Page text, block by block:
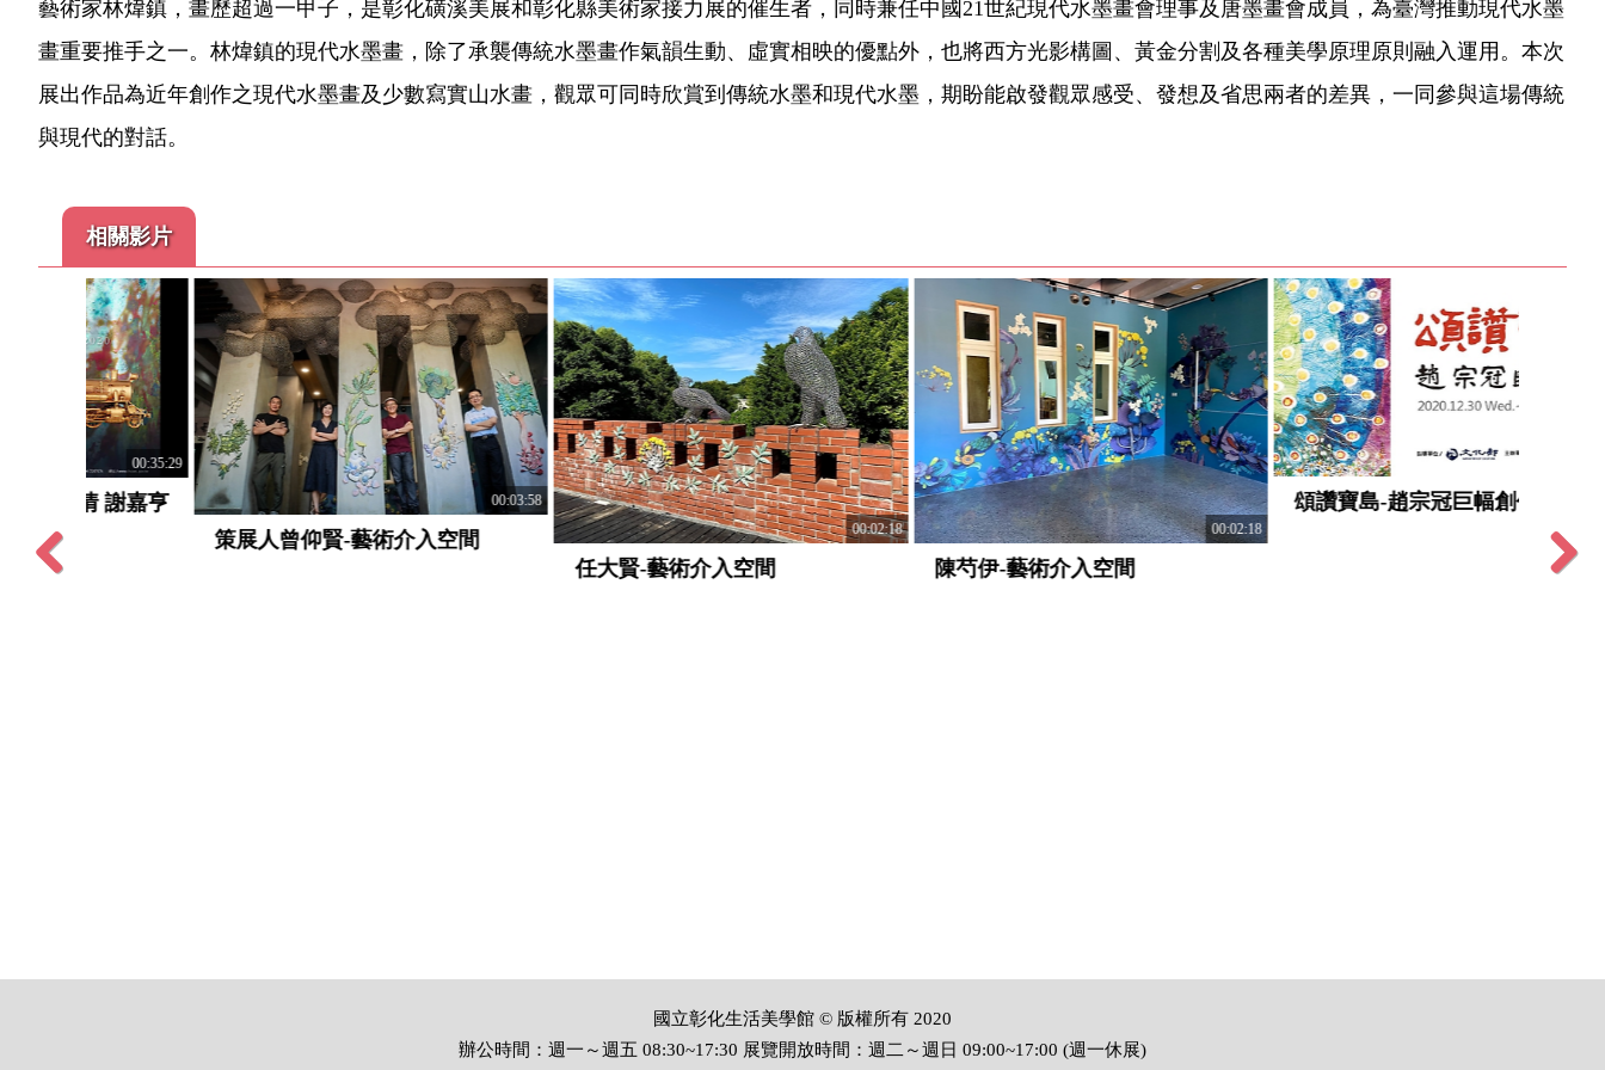
藝術家林煒鎮，畫歷超過一甲子，是彰化磺溪美展和彰化縣美術家接力展的催生者，同時兼任中國21世紀現代水墨畫會理事及唐墨畫會成員，為臺灣推動現代水墨
畫重要推手之一。林煒鎮的現代水墨畫，除了承襲傳統水墨畫作氣韻生動、虛實相映的優點外，也將西方光影構圖、黃金分割及各種美學原理原則融入運用。本次
展出作品為近年創作之現代水墨畫及少數寫實山水畫，觀眾可同時欣賞到傳統水墨和現代水墨，期盼能啟發觀眾感受、發想及省思兩者的差異，一同參與這場傳統
與現代的對話。
相關影片
00:03:58
策展人曾仰賢-藝術介入空間 00:02:18
任大賢-藝術介入空間
00:02:18
陳芍伊-藝術介入空間
00:31:57
頌讚寶島-趙宗冠巨幅創作展
國立彰化生活美學館 © 版權所有 2020
辦公時間：週一～週五 08:30~17:30 展覽開放時間：週二～週日 09:00~17:00 (週一休展)